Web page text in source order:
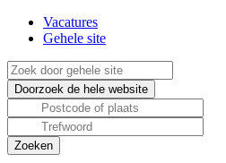
Vacatures
Gehele site